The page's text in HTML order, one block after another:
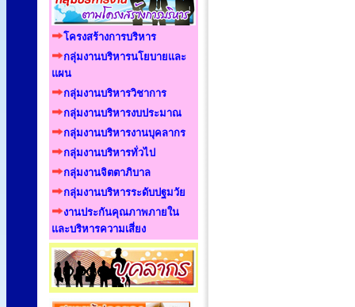
โครงสร้างการบริหาร
กลุ่มงานบริหารนโยบายและ
แผน
กลุ่มงานบริหารวิชาการ
กลุ่มงานบริหารงบประมาณ
กลุ่มงานบริหารงานบุคลากร
กลุ่มงานบริหารทั่วไป
กลุ่มงานจิตตาภิบาล
กลุ่มงานบริหารระดับปฐมวัย
งานประกันคุณภาพภายใน
และบริหารความเสี่ยง